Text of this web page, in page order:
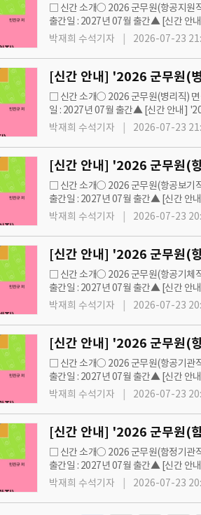
□ 신간 소개○ 2026 군무원(항공지원
출간일 : 2027년 07월 출간▲ [신간 안
=iNIS]◇ 2026 군무원 면접 직렬별 출
박재희 수석기자 2026-07-23
□ 신간 소개○ 2026 군무원(병리직)
일 : 2027년 07월 출간▲ [신간 안내]
군무원 면접 직렬별 출간 서적 목록 안
박재희 수석기자 2026-07-23
□ 신간 소개○ 2026 군무원(항공보기
출간일 : 2027년 07월 출간▲ [신간 안
=iNIS]◇ 2026 군무원 면접 직렬별 출
박재희 수석기자 2026-07-23
□ 신간 소개○ 2026 군무원(항공기체
출간일 : 2027년 07월 출간▲ [신간 안
=iNIS]◇ 2026 군무원 면접 직렬별 출
박재희 수석기자 2026-07-23
□ 신간 소개○ 2026 군무원(항공기관
출간일 : 2027년 07월 출간▲ [신간 안
=iNIS]◇ 2026 군무원 면접 직렬별 출
박재희 수석기자 2026-07-23
□ 신간 소개○ 2026 군무원(함정기관
출간일 : 2027년 07월 출간▲ [신간 안
=iNIS]◇ 2026 군무원 면접 직렬별 출
박재희 수석기자 2026-07-23